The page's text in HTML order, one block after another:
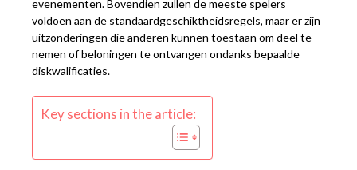
evenementen. Bovendien zullen de meeste spelers
voldoen aan de standaardgeschiktheidsregels, maar er zijn
uitzonderingen die anderen kunnen toestaan om deel te
nemen of beloningen te ontvangen ondanks bepaalde
diskwalificaties.
Key sections in the article: